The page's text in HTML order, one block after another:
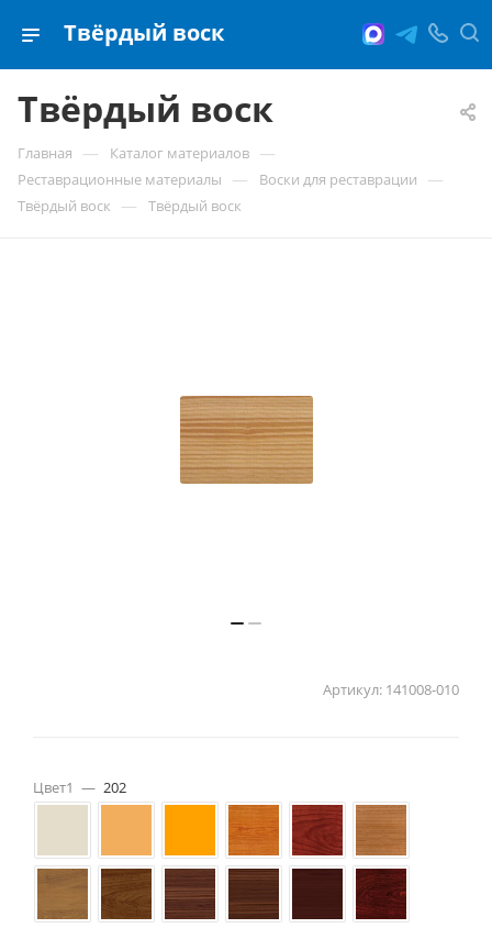
Твёрдый воск
Твёрдый воск
Главная — Каталог материалов —
Реставрационные материалы — Воски для реставрации —
Твёрдый воск — Твёрдый воск
Артикул: 141008-010
Цвет1 — 202